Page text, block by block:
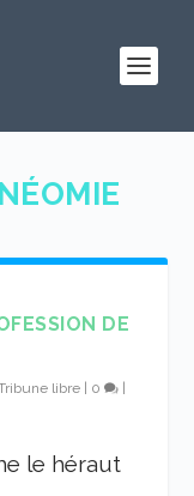
NÉOMIE
DE
libre 0
le héraut